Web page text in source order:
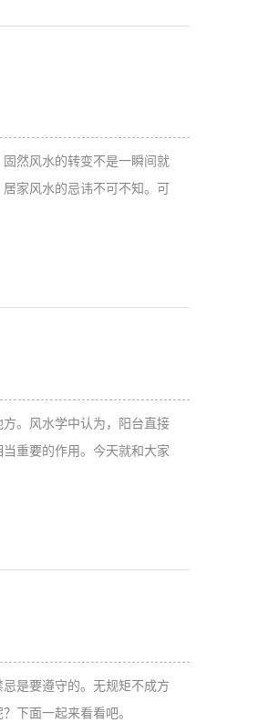
然风水的转变不是一瞬间就
家风水的忌讳不可不知。可
。风水学中认为，阳台直接
重要的作用。今天就和大家
是要遵守的。无规矩不成方
下面一起来看看吧。